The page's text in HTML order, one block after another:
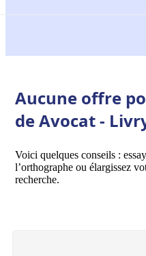
Aucune offre
de Avocat -
Voici quelques conseils :
l’orthographe ou élargissez
recherche.